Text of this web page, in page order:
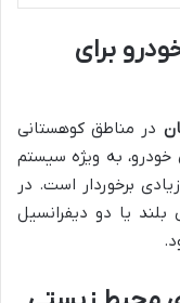
برای
در مناطق کوهستانی
خودرو، به ویژه سیستم
برخوردار است. در
یا دو دیفرانسیل